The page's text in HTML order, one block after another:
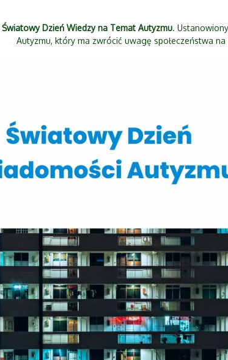
Światowy Dzień Wiedzy na Temat Autyzmu.
Autyzmu, który ma zwrócić uwagę społeczeństwa